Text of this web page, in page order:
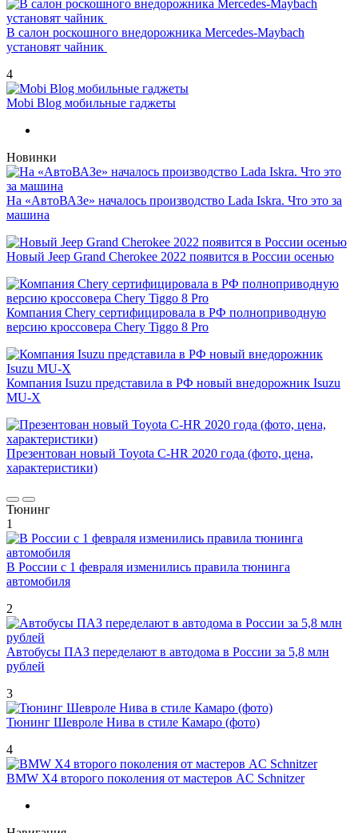
В салон роскошного внедорожника Mercedes-Maybach
установят чайник
4
Mobi Blog мобильные гаджеты
Новинки
На «АвтоВАЗе» началось производство Lada Iskra. Что это за
машина
Новый Jeep Grand Cherokee 2022 появится в России осенью
Компания Chery сертифицировала в РФ полноприводную
версию кроссовера Chery Tiggo 8 Pro
Компания Isuzu представила в РФ новый внедорожник Isuzu
MU-X
Презентован новый Toyota C-HR 2020 года (фото, цена,
характеристики)
Тюнинг
1
В России с 1 февраля изменились правила тюнинга
автомобиля
2
Автобусы ПАЗ переделают в автодома в России за 5,8 млн
рублей
3
Тюнинг Шевроле Нива в стиле Камаро (фото)
4
BMW X4 второго поколения от мастеров AC Schnitzer